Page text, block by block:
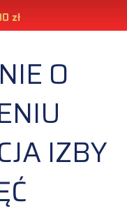
zł
O
IZBY